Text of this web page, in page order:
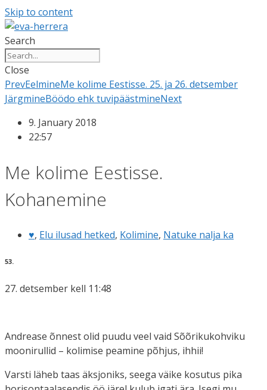
Skip to content
Search
Close
PrevEelmineMe kolime Eestisse. 25. ja 26. detsember
JärgmineBöödo ehk tuvipäästmineNext
9. January 2018
22:57
Me kolime Eestisse.
Kohanemine
♥, Elu ilusad hetked, Kolimine, Natuke nalja ka
53.
27. detsember kell 11:48
Andrease õnnest olid puudu veel vaid Sõõrikukohviku
moonirullid – kolimise peamine põhjus, ihhii!
Varsti läheb taas äksjoniks, seega väike kosutus pika